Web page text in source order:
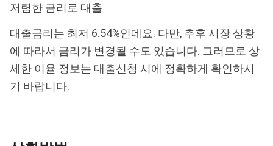
저렴한 금리로 대출
대출금리는 최저 6.54%인데요. 다만, 추후 시장 상황
에 따라서 금리가 변경될 수도 있습니다. 그러므로 상
세한 이율 정보는 대출신청 시에 정확하게 확인하시
기 바랍니다.